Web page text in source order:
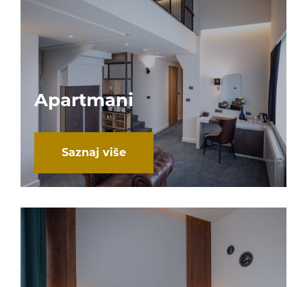
Apartmani
Saznaj više